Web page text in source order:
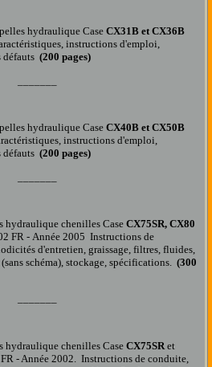
hydraulique Case CX31B et CX36B
instructions d'emploi,
défauts (200 pages)
hydraulique Case CX40B et CX50B
instructions d'emploi,
défauts (200 pages)
hydraulique chenilles Case CX75SR, CX80
FR - Année 2005 Instructions de
d'entretien, graissage, filtres, fluides,
schéma), stockage, spécifications. (300
hydraulique chenilles Case CX75SRet
- Année 2002. Instructions de conduite,